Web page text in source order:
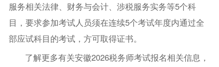
服务相关法律、财务与会计、涉税服务实务等5个科
目，要求参加考试人员须在连续5个考试年度内通过全
部应试科目的考试，方可取得证书。
了解更多有关安徽2026税务师考试报名相关信息，